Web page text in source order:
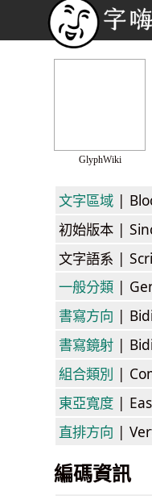
GlyphWiki
文字區域 |
初始版本 |
文字語系 |
一般分類 |
書寫方向 |
書寫鏡射 |
組合類別 |
東亞寬度 |
直排方向 |
編碼資訊